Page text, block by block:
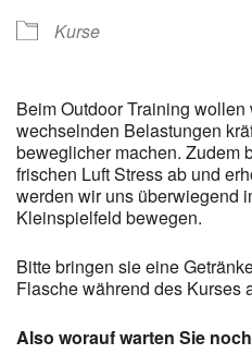
Kurse
Beim Outdoor Training
wechselnden Belastungen
beweglicher machen. Zudem
frischen Luft Stress ab und
werden wir uns überwiegend
Kleinspielfeld bewegen.
Bitte bringen sie eine
Flasche während des Kurses
Also worauf warten Sie